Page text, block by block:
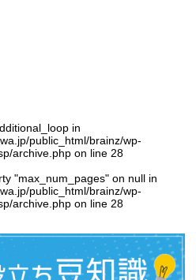
in
public_html/brainz/wp-
archive.php on line 28
"max_num_pages" on null in
public_html/brainz/wp-
archive.php on line 28